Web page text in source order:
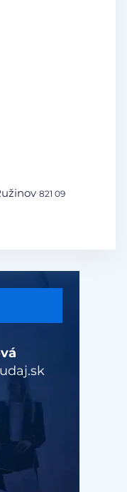
821 09